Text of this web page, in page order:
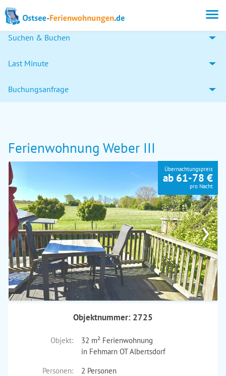
Suchen & Buchen
Last Minute
Buchungsanfrage
Ferienwohnung Weber III
›
Übernachtungspreis
ab 61-78 €
pro Nacht
Objektnummer: 2725
Objekt:
32 m² Ferienwohnung
in Fehmarn OT Albertsdorf
Personen:
2 Personen